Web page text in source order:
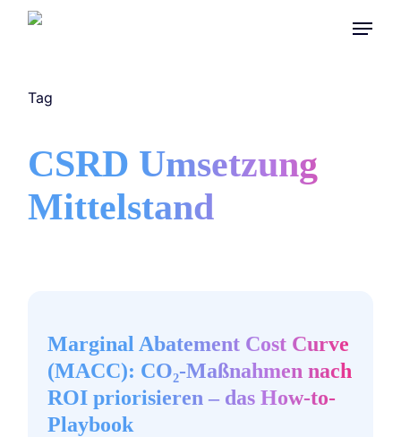
Skip
Menu
Tag
CSRD Umsetzung
Mittelstand
Cost
Curve
(MACC):
CO₂-
Maßnahmen
Marginal Abatement Cost Curve
(MACC): CO₂-Maßnahmen nach
ROI priorisieren – das How-to-
Playbook